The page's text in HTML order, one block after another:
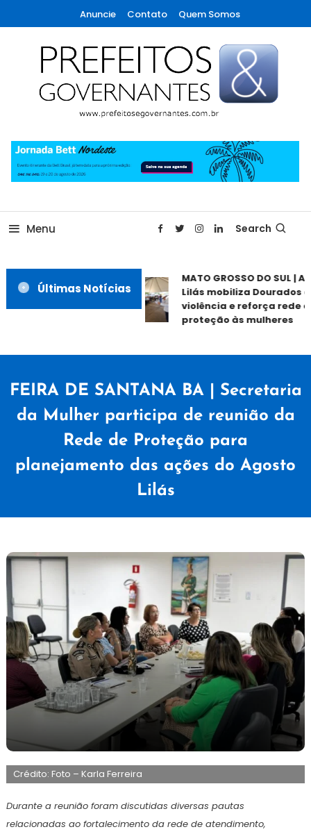
To
Content
Anuncie Contato Quem Somos
Prefeitos & Governantes
Menu Search
Últimas Notícias
MATO GROSSO DO SUL |
Lilás mobiliza Dourados
violência e reforça rede de
proteção às mulheres
FEIRA DE SANTANA BA | Secretaria
da Mulher participa de reunião da
Rede de Proteção para
planejamento das ações do Agosto
Lilás
11
junho
2026
Maurilio
Crédito: Foto – Karla Ferreira
Durante a reunião foram discutidas diversas pautas
relacionadas ao fortalecimento da rede de atendimento,